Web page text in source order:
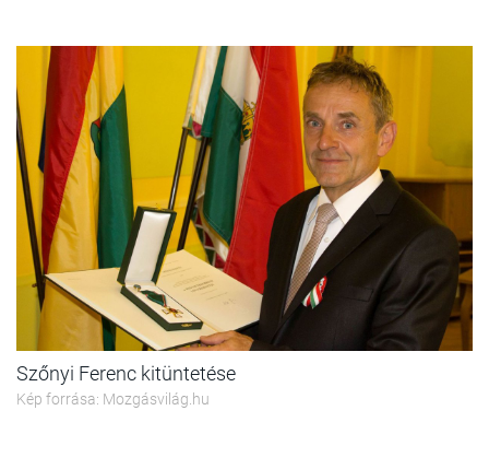
Szőnyi Ferenc kitüntetése
Kép forrása: Mozgásvilág.hu